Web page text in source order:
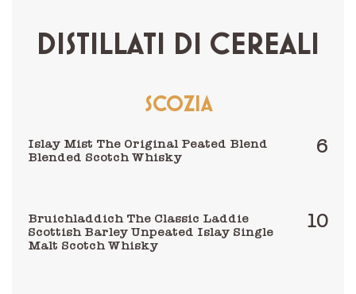
DISTILLATI DI CEREALI
SCOZIA
Islay Mist The Original Peated Blend
Blended Scotch Whisky
6
Bruichladdich The Classic Laddie
Scottish Barley Unpeated Islay Single
Malt Scotch Whisky
10